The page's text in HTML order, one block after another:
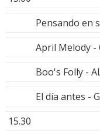
Pensando en
April Melody -
Boo's Folly -
El día antes -
15.30